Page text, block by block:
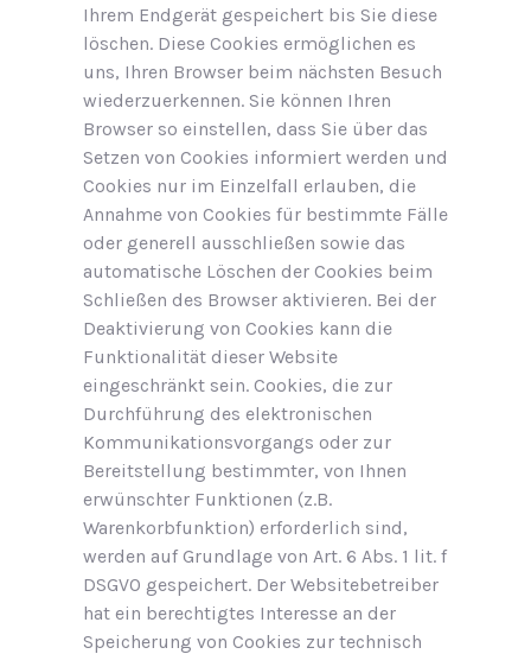
Ihrem Endgerät gespeichert bis Sie diese
löschen. Diese Cookies ermöglichen es
uns, Ihren Browser beim nächsten Besuch
wiederzuerkennen. Sie können Ihren
Browser so einstellen, dass Sie über das
Setzen von Cookies informiert werden und
Cookies nur im Einzelfall erlauben, die
Annahme von Cookies für bestimmte Fälle
oder generell ausschließen sowie das
automatische Löschen der Cookies beim
Schließen des Browser aktivieren. Bei der
Deaktivierung von Cookies kann die
Funktionalität dieser Website
eingeschränkt sein. Cookies, die zur
Durchführung des elektronischen
Kommunikationsvorgangs oder zur
Bereitstellung bestimmter, von Ihnen
erwünschter Funktionen (z.B.
Warenkorbfunktion) erforderlich sind,
werden auf Grundlage von Art. 6 Abs. 1 lit. f
DSGVO gespeichert. Der Websitebetreiber
hat ein berechtigtes Interesse an der
Speicherung von Cookies zur technisch